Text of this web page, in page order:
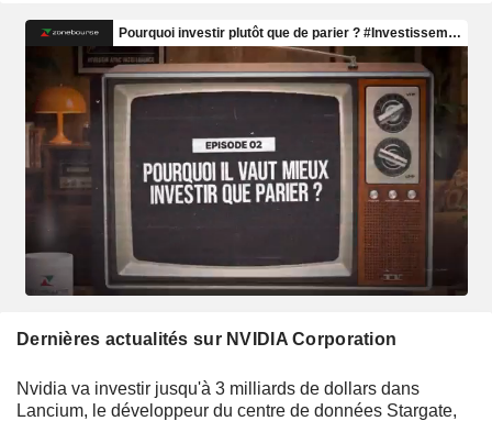
Dernières actualités sur NVIDIA Corporation
Nvidia va investir jusqu'à 3 milliards de dollars dans
Lancium, le développeur du centre de données Stargate,